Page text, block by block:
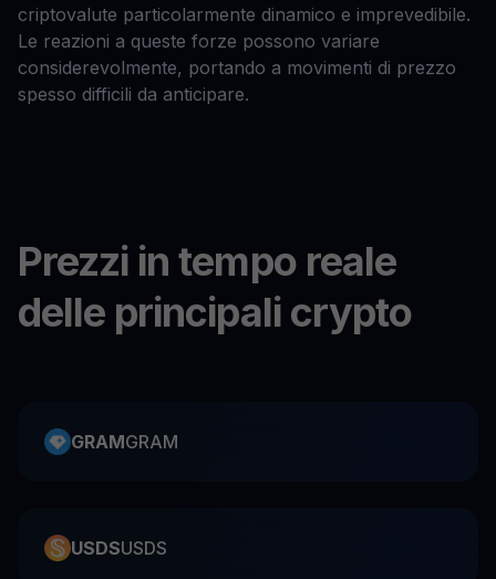
criptovalute particolarmente dinamico e imprevedibile.
Le reazioni a queste forze possono variare
considerevolmente, portando a movimenti di prezzo
spesso difficili da anticipare.
Prezzi in tempo reale
delle principali crypto
GRAMGRAM
USDSUSDS